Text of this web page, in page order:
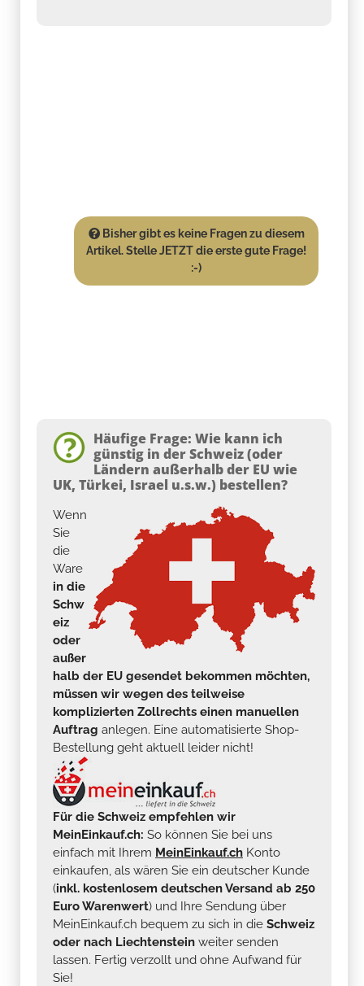
Bisher gibt es keine Fragen zu diesem
Artikel. Stelle JETZT die erste gute Frage!
:-)
Häufige Frage: Wie kann ich
günstig in der Schweiz (oder
Ländern außerhalb der EU wie
UK, Türkei, Israel u.s.w.) bestellen?
Wenn
Sie
die
Ware
in die
Schw
eiz
oder
außer
halb der EU gesendet bekommen möchten,
müssen wir wegen des teilweise
komplizierten Zollrechts einen manuellen
Auftrag anlegen. Eine automatisierte Shop-
Bestellung geht aktuell leider nicht!
Für die Schweiz empfehlen wir
MeinEinkauf.ch: So können Sie bei uns
einfach mit Ihrem MeinEinkauf.ch Konto
einkaufen, als wären Sie ein deutscher Kunde
(inkl. kostenlosem deutschen Versand ab 250
Euro Warenwert) und Ihre Sendung über
MeinEinkauf.ch bequem zu sich in die Schweiz
oder nach Liechtenstein weiter senden
lassen. Fertig verzollt und ohne Aufwand für
Sie!